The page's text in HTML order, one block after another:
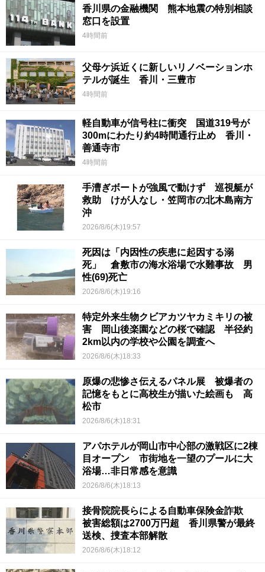
香川県の金融機関 熊本地震の特別相談
窓口を設置
4時間前
父母ケ浜近くに新しいリノベーションホ
テルが誕生 香川・三豊市
4時間前
軽自動車が信号柱に衝突 国道319号が
300mにわたり約4時間通行止め 香川・
善通寺市
4時間前
手漕ぎボートが強風で動けず 巡視艇が
救助 けが人なし・笠岡市の北木島南方
沖
2026/8/6(木)19:57
死因は「内因性の疾患に起因する溺
死」 倉敷市の海水浴場で水難事故 男
性(69)死亡
2026/8/6(木)19:16
特定外来生物クビアカツヤカミキリの被
害 岡山後楽園などの桜で確認 半径約
2km以内の学校や公園を調査へ
2026/8/6(木)18:33
原爆の悲惨さ伝えるパネル展 被爆者の
記憶をもとに高校生が描いた絵画も 高
松市
2026/8/6(木)18:31
アパホテルが岡山市中心部の激戦区に2棟
目オープン 市街地を一望のプールに大
浴場…非日常感を意識
2026/8/6(木)18:13
接骨院院長らによる自動車保険金詐欺
被害総額は2700万円超 香川県警が最終
送検、捜査本部解散
2026/8/6(木)18:12